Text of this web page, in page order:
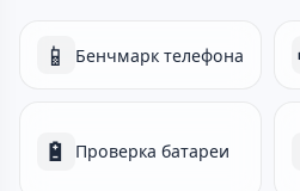
📱 Бенчмарк телефона
🔋 Проверка батареи